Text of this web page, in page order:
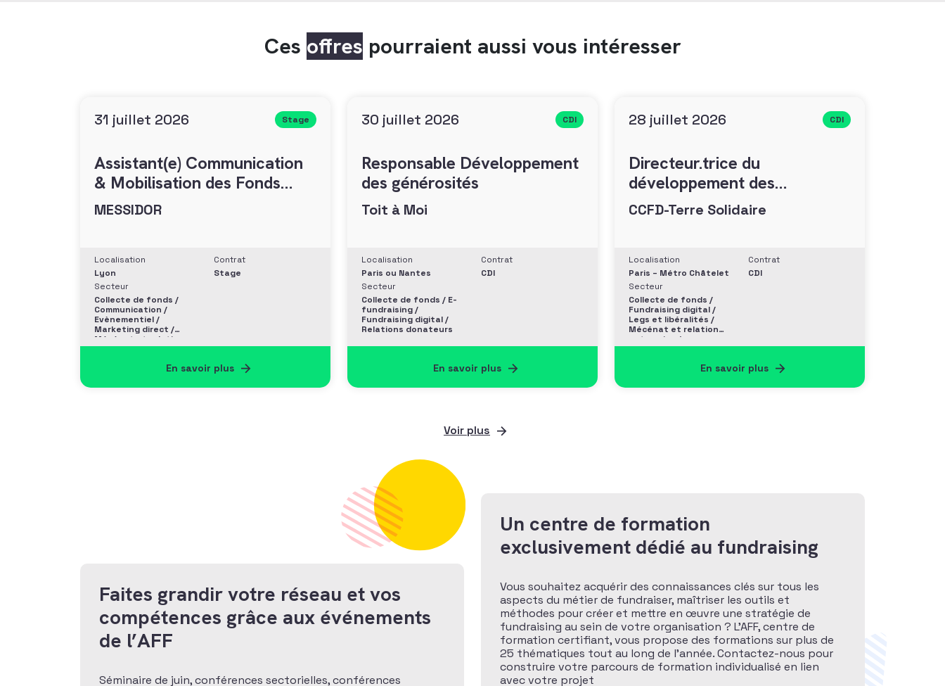
Ces offres pourraient aussi vous intéresser
31 juillet 2026 Stage
Assistant(e) Communication
& Mobilisation des Fonds
(H/F)
MESSIDOR
Localisation
Lyon
Secteur
Collecte de fonds /
Communication /
Evènementiel /
Marketing direct /
Mécénat et relation
entreprise
Contrat
Stage
En savoir plus
30 juillet 2026 CDI
Responsable Développement
des générosités
Toit à Moi
Localisation
Paris ou Nantes
Secteur
Collecte de fonds / E-
fundraising /
Fundraising digital /
Relations donateurs
Contrat
CDI
En savoir plus
28 juillet 2026 CDI
Directeur.trice du
développement des
générosités (F/H)
CCFD-Terre Solidaire
Localisation
Paris – Métro Châtelet
Secteur
Collecte de fonds /
Fundraising digital /
Legs et libéralités /
Mécénat et relation
entreprise /
Philanthropie et
Contrat
CDI
En savoir plus
Voir plus
Faites grandir votre réseau et vos
compétences grâce aux événements
de l’AFF
Séminaire de juin, conférences sectorielles, conférences
Un centre de formation
exclusivement dédié au fundraising
Vous souhaitez acquérir des connaissances clés sur tous les
aspects du métier de fundraiser, maîtriser les outils et
méthodes pour créer et mettre en œuvre une stratégie de
fundraising au sein de votre organisation ? L’AFF, centre de
formation certifiant, vous propose des formations sur plus de
25 thématiques tout au long de l’année. Contactez-nous pour
construire votre parcours de formation individualisé en lien
avec votre projet